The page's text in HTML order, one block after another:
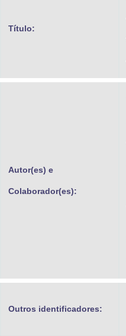
Título:
Autor(es) e
Colaborador(es):
Outros identificadores: